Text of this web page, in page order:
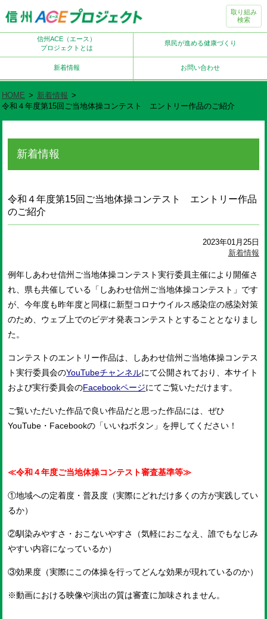
取り組み
検索
信州ACE（エース）
プロジェクトとは
県民が進める健康づくり
新着情報 お問い合わせ
HOME > 新着情報 >
令和４年度第15回ご当地体操コンテスト エントリー作品のご紹介
新着情報
令和４年度第15回ご当地体操コンテスト エントリー作品
のご紹介
2023年01月25日
新着情報
例年しあわせ信州ご当地体操コンテスト実行委員主催により開催さ
れ、県も共催している「しあわせ信州ご当地体操コンテスト」です
が、今年度も昨年度と同様に新型コロナウイルス感染症の感染対策
のため、ウェブ上でのビデオ発表コンテストとすることとなりまし
た。
コンテストのエントリー作品は、しあわせ信州ご当地体操コンテス
ト実行委員会のYouTubeチャンネルにて公開されており、本サイト
および実行委員会のFacebookページにてご覧いただけます。
ご覧いただいた作品で良い作品だと思った作品には、ぜひ
YouTube・Facebookの「いいねボタン」を押してください！
≪令和４年度ご当地体操コンテスト審査基準等≫
①地域への定着度・普及度（実際にどれだけ多くの方が実践してい
るか）
②馴染みやすさ・おこないやすさ（気軽におこなえ、誰でもなじみ
やすい内容になっているか）
③効果度（実際にこの体操を行ってどんな効果が現れているのか）
※動画における映像や演出の質は審査に加味されません。